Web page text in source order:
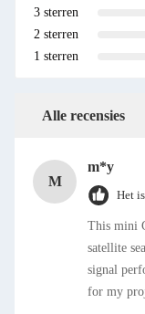
3 sterren
2 sterren
1 sterren
Alle recensies
M
m*y
Het
This mini
satellite
signal
for my